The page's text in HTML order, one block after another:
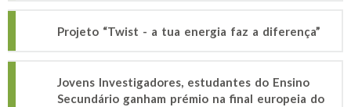
Projeto “Twist - a tua energia faz a diferença”
Jovens Investigadores, estudantes do Ensino
Secundário ganham prémio na final europeia do